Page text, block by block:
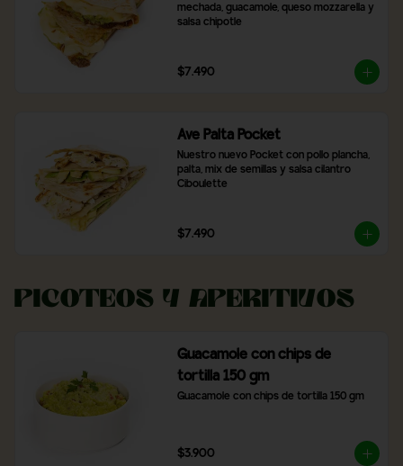
mechada, guacamole, queso mozzarella y
salsa chipotle
$7.490
Ave Palta Pocket
Nuestro nuevo Pocket con pollo plancha,
palta, mix de semillas y salsa cilantro
Ciboulette
$7.490
Picoteos y Aperitivos
Guacamole con chips de
tortilla 150 gm
Guacamole con chips de tortilla 150 gm
$3.900